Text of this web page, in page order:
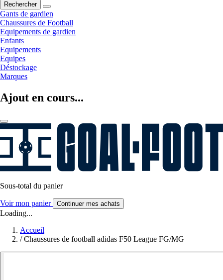
Rechercher
Gants de gardien
Chaussures de Football
Equipements de gardien
Enfants
Equipements
Equipes
Déstockage
Marques
Ajout en cours...
Sous-total du panier
Voir mon panier Continuer mes achats
Loading...
Accueil
/ Chaussures de football adidas F50 League FG/MG